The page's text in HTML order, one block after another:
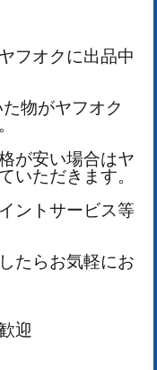
フオクに出品中
物がヤフオク
が安い場合はヤ
いただきます。
ントサービス等
たらお気軽にお
迎